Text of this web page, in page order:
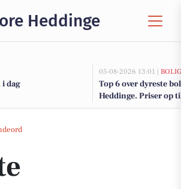
Heddinge
i dag
05-08-2026 13:01 |
Top 6 over dyreste
Heddinge. Priser op
og afdøde i Store Heddinge